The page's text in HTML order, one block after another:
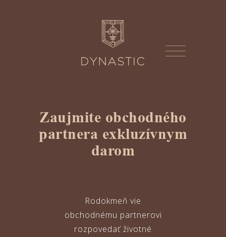
Zaujmite obchodného
partnera exkluzívnym
darom
Rodokmeň vie
obchodnému partnerovi
rozpovedať životné